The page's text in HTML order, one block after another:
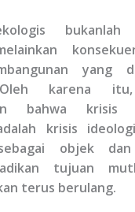
bukanlah
yang
Oleh karena
bahwa krisis
krisis
objek
tujuan
terus berulang.